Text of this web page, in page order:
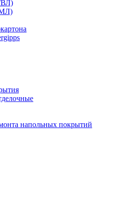
напольных покрытий